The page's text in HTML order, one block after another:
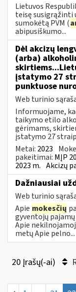
Lietuvos
teisę susigrąžinti
sumokėtą PVM (
abipusiškumo...
Dėl akcizų
(arba)
įstatymo 27
punktuose
Web turinio
Informuojame,
taikymo etilo
gėrimams,
įstatymo 27
Metai: 2023
pakeitimai: MĮP
2023 m. Akcizų
Dažniausiai
Web turinio
Apie mokesčių
gyventojų
Apie
metų Apie pelno...
20 Įrašų(-ai)